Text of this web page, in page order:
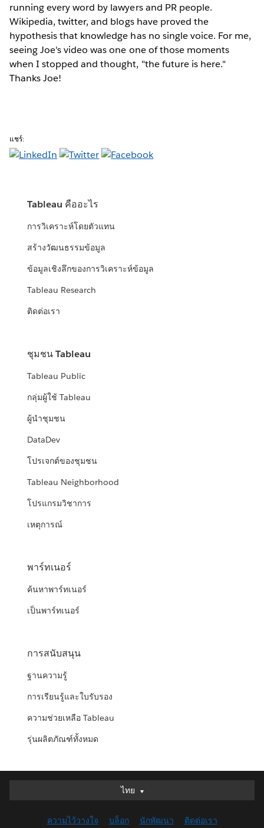
running every word by lawyers and PR people.
Wikipedia, twitter, and blogs have proved the
hypothesis that knowledge has no single voice. For me,
seeing Joe's video was one one of those moments
when I stopped and thought, "the future is here."
Thanks Joe!
แชร์:
Tableau คืออะไร
การวิเคราะห์โดยตัวแทน
สร้างวัฒนธรรมข้อมูล
ข้อมูลเชิงลึกของการวิเคราะห์ข้อมูล
Tableau Research
ติดต่อเรา
ชุมชน Tableau
Tableau Public
กลุ่มผู้ใช้ Tableau
ผู้นำชุมชน
DataDev
โปรเจกต์ของชุมชน
Tableau Neighborhood
โปรแกรมวิชาการ
เหตุการณ์
พาร์ทเนอร์
ค้นหาพาร์ทเนอร์
เป็นพาร์ทเนอร์
การสนับสนุน
ฐานความรู้
การเรียนรู้และใบรับรอง
ความช่วยเหลือ Tableau
รุ่นผลิตภัณฑ์ทั้งหมด
ไทย
ไทย
English (UK)
ความไว้วางใจ บล็อก นักพัฒนา ติดต่อเรา